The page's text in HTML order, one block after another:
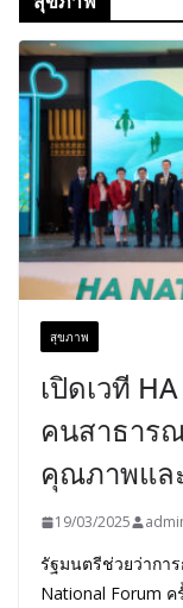
สุขภาพ
เปิดเวที
คนสาธาร
คุณภาพแล
19/03/2025
รัฐมนตรีช่วยว่ากา
National Forum ค